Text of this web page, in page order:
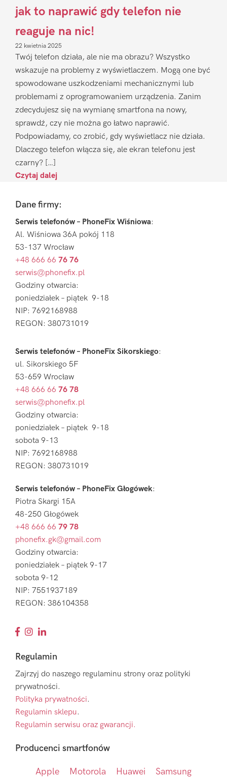
jak to naprawić gdy telefon nie
reaguje na nic!
22 kwietnia 2025
Twój telefon działa, ale nie ma obrazu? Wszystko
wskazuje na problemy z wyświetlaczem. Mogą one być
spowodowane uszkodzeniami mechanicznymi lub
problemami z oprogramowaniem urządzenia. Zanim
zdecydujesz się na wymianę smartfona na nowy,
sprawdź, czy nie można go łatwo naprawić.
Podpowiadamy, co zrobić, gdy wyświetlacz nie działa.
Dlaczego telefon włącza się, ale ekran telefonu jest
czarny? […]
Czytaj dalej
FooterDane firmy:
Serwis telefonów – PhoneFix Wiśniowa:
Al. Wiśniowa 36A pokój 118
53-137 Wrocław
+48 666 66 76 76
serwis@phonefix.pl
Godziny otwarcia:
poniedziałek – piątek 9-18
NIP: 7692168988
REGON: 380731019
Serwis telefonów – PhoneFix Sikorskiego:
ul. Sikorskiego 5F
53-659 Wrocław
+48 666 66 76 78
serwis@phonefix.pl
Godziny otwarcia:
poniedziałek – piątek 9-18
sobota 9-13
NIP: 7692168988
REGON: 380731019
Serwis telefonów – PhoneFix Głogówek:
Piotra Skargi 15A
48-250 Głogówek
+48 666 66 79 78
phonefix.gk@gmail.com
Godziny otwarcia:
poniedziałek – piątek 9-17
sobota 9-12
NIP: 7551937189
REGON: 386104358
Regulamin
Zajrzyj do naszego regulaminu strony oraz polityki
prywatności.
Polityka prywatności.
Regulamin sklepu.
Regulamin serwisu oraz gwarancji.
Producenci smartfonów
Apple Motorola Huawei Samsung